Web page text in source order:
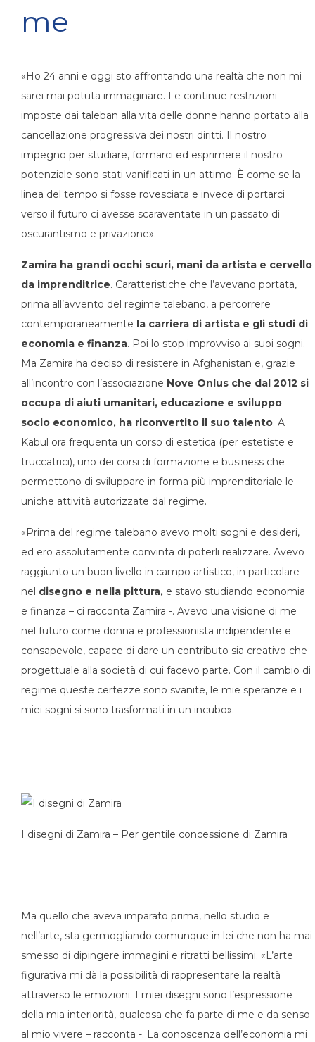
me
«Ho 24 anni e oggi sto affrontando una realtà che non mi
sarei mai potuta immaginare. Le continue restrizioni
imposte dai taleban alla vita delle donne hanno portato alla
cancellazione progressiva dei nostri diritti. Il nostro
impegno per studiare, formarci ed esprimere il nostro
potenziale sono stati vanificati in un attimo. È come se la
linea del tempo si fosse rovesciata e invece di portarci
verso il futuro ci avesse scaraventate in un passato di
oscurantismo e privazione».
Zamira ha grandi occhi scuri, mani da artista e cervello
da imprenditrice. Caratteristiche che l’avevano portata,
prima all’avvento del regime talebano, a percorrere
contemporaneamente la carriera di artista e gli studi di
economia e finanza. Poi lo stop improvviso ai suoi sogni.
Ma Zamira ha deciso di resistere in Afghanistan e, grazie
all’incontro con l’associazione Nove Onlus che dal 2012 si
occupa di aiuti umanitari, educazione e sviluppo
socio economico, ha riconvertito il suo talento. A
Kabul ora frequenta un corso di estetica (per estetiste e
truccatrici), uno dei corsi di formazione e business che
permettono di sviluppare in forma più imprenditoriale le
uniche attività autorizzate dal regime.
«Prima del regime talebano avevo molti sogni e desideri,
ed ero assolutamente convinta di poterli realizzare. Avevo
raggiunto un buon livello in campo artistico, in particolare
nel disegno e nella pittura, e stavo studiando economia
e finanza – ci racconta Zamira -. Avevo una visione di me
nel futuro come donna e professionista indipendente e
consapevole, capace di dare un contributo sia creativo che
progettuale alla società di cui facevo parte. Con il cambio di
regime queste certezze sono svanite, le mie speranze e i
miei sogni si sono trasformati in un incubo».
I disegni di Zamira – Per gentile concessione di Zamira
Ma quello che aveva imparato prima, nello studio e
nell’arte, sta germogliando comunque in lei che non ha mai
smesso di dipingere immagini e ritratti bellissimi. «L’arte
figurativa mi dà la possibilità di rappresentare la realtà
attraverso le emozioni. I miei disegni sono l’espressione
della mia interiorità, qualcosa che fa parte di me e da senso
al mio vivere – racconta -. La conoscenza dell’economia mi